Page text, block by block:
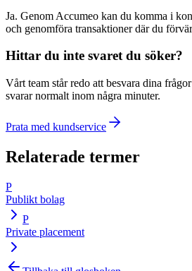
Ja. Genom Accumeo kan du komma i
och genomföra transaktioner där du
Hittar du inte svaret du söker?
Vårt team står redo att besvara dina
svarar normalt inom några minuter.
Prata med kundservice
Relaterade termer
P
Publikt bolag
P
Private placement